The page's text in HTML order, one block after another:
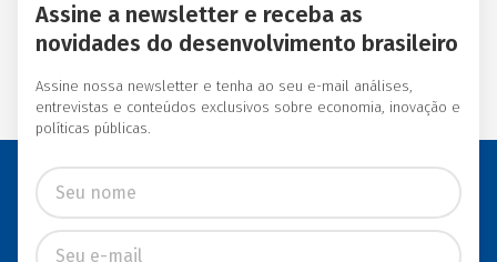
Assine a newsletter e receba as
novidades do desenvolvimento brasileiro
Assine nossa newsletter e tenha ao seu e-mail análises,
entrevistas e conteúdos exclusivos sobre economia, inovação e
políticas públicas.